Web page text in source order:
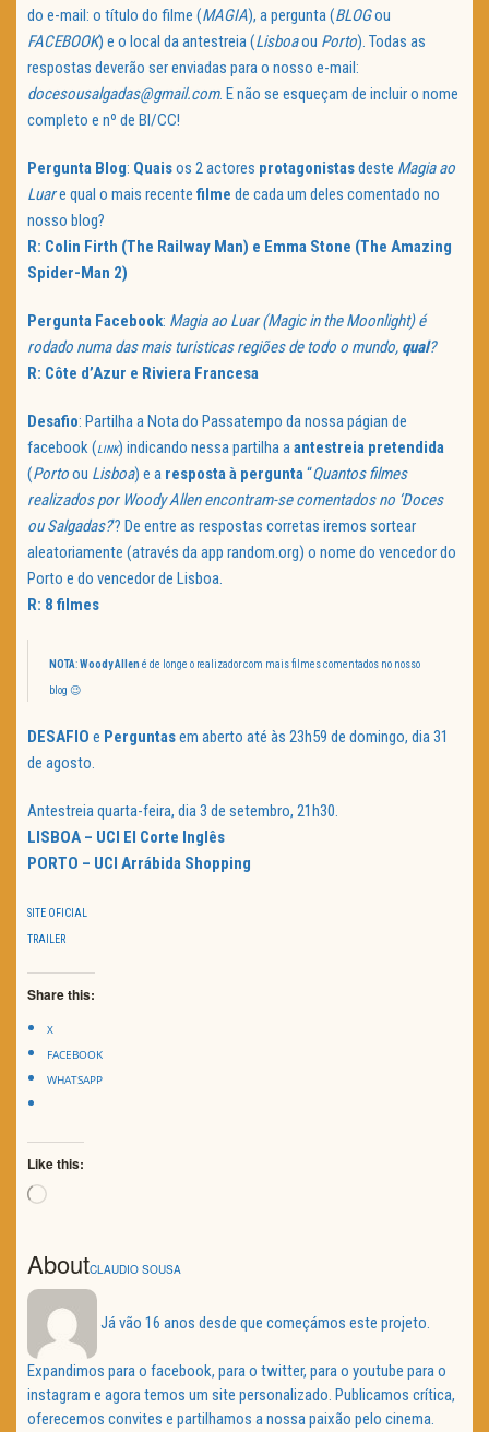
do e-mail: o título do filme (MAGIA), a pergunta (BLOGou
FACEBOOK) e o local da antestreia (Lisboaou Porto). Todas as
respostas deverão ser enviadas para o nosso e-mail:
docesousalgadas@gmail.com. E não se esqueçam de incluir o nome
completo e nº de BI/CC!
Pergunta Blog: Quaisos 2 actores protagonistasdeste Magia ao
Luare qual o mais recente filme de cada um deles comentado no
nosso blog?
R: Colin Firth (The Railway Man) e Emma Stone (The Amazing
Spider-Man 2)
Pergunta Facebook: Magia ao Luar (Magic in the Moonlight) é
rodado numa das mais turisticas regiões de todo o mundo, qual?
R: Côte d’Azur e Riviera Francesa
Desafio: Partilha a Nota do Passatempo da nossa págian de
facebook (LINK) indicando nessa partilha aantestreia pretendida
(Portoou Lisboa) e a resposta à pergunta“Quantos filmes
realizados por Woody Allen encontram-se comentados no ‘Doces
ou Salgadas?‘? De entre as respostas corretas iremos sortear
aleatoriamente (através da app random.org) o nome do vencedor do
Porto e do vencedor de Lisboa.
R: 8 filmes
NOTA:Woody Allen é de longe o realizador com mais filmes comentados no nosso
blog 😉
DESAFIO e Perguntasem aberto até às 23h59 de domingo, dia 31
de agosto.
Antestreia quarta-feira, dia 3 de setembro, 21h30.
LISBOA – UCI El Corte Inglês
PORTO – UCI Arrábida Shopping
SITE OFICIAL
TRAILER
Share this:
X
FACEBOOK
WHATSAPP
Like this:
Loading…
AboutCLAUDIO SOUSA
Já vão 16 anos desde que começámos este projeto.
Expandimos para o facebook, para o twitter, para o youtube para o
instagram e agora temos um site personalizado. Publicamos crítica,
oferecemos convites e partilhamos a nossa paixão pelo cinema.